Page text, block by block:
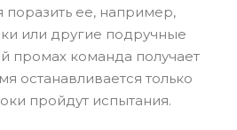
ее, например,
или другие подручные
промах команда получает
останавливается только
пройдут испытания.